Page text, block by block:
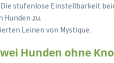
stufenlose Einstellbarkeit
Hunden zu.
Leinen von Mystique.
Hunden ohne